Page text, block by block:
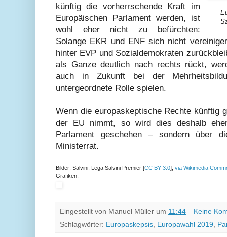
künftig die vorherrschende Kraft im
Europäischen Parlament werden, ist
wohl eher nicht zu befürchten:
Solange EKR und ENF sich nicht
hinter EVP und Sozialdemokraten
als Ganze deutlich nach rechts rückt,
auch in Zukunft bei der
untergeordnete Rolle spielen.
Wenn die europaskeptische Rechte künftig
der EU nimmt, so wird dies deshalb
Parlament geschehen – sondern über
Ministerrat.
Bilder: Salvini: Lega Salvini Premier [CC BY 3.0], via Wikimedia
Grafiken.
Eingestellt von Manuel Müller um 11:44
Keine
Schlagwörter: Europaskepsis, Europawahl 2019,